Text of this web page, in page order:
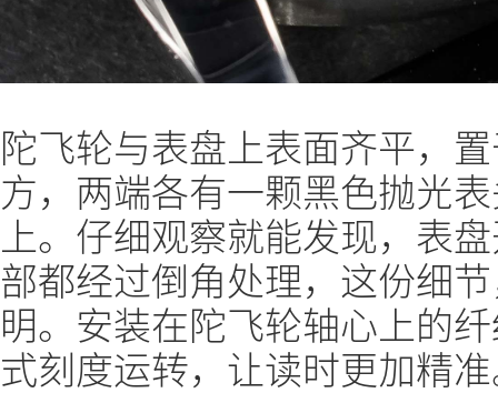
陀飞轮与表盘上表面齐平，
方，两端各有一颗黑色抛光
上。仔细观察就能发现，表
部都经过倒角处理，这份细
明。安装在陀飞轮轴心上的
式刻度运转，让读时更加精